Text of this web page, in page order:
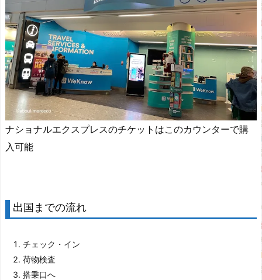
ナショナルエクスプレスのチケットはこのカウンターで購
入可能
出国までの流れ
チェック・イン
荷物検査
搭乗口へ